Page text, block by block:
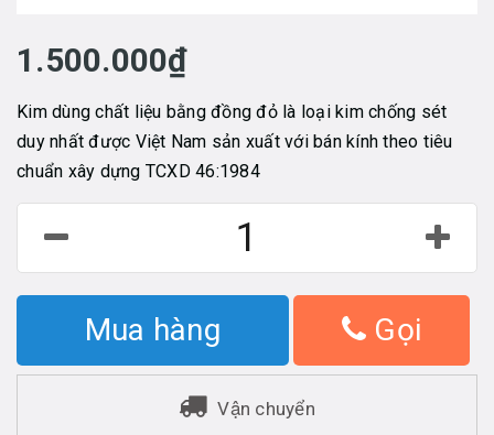
1.500.000₫
Kim dùng chất liệu bằng đồng đỏ là loại kim chống sét
duy nhất được Việt Nam sản xuất với bán kính theo tiêu
chuẩn xây dựng TCXD 46:1984
Mua hàng Gọi
Vận chuyển